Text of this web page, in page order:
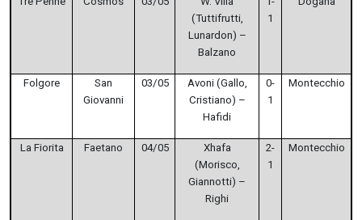
(Tuttifrutti,
Lunardon) –
Balzano
1
Folgore
San
Giovanni
03/05
Avoni (Gallo,
Cristiano) –
Hafidi
0-
1
Montecchio
La Fiorita Faetano 04/05
Xhafa
(Morisco,
Giannotti) –
Righi
2-
1
Montecchio